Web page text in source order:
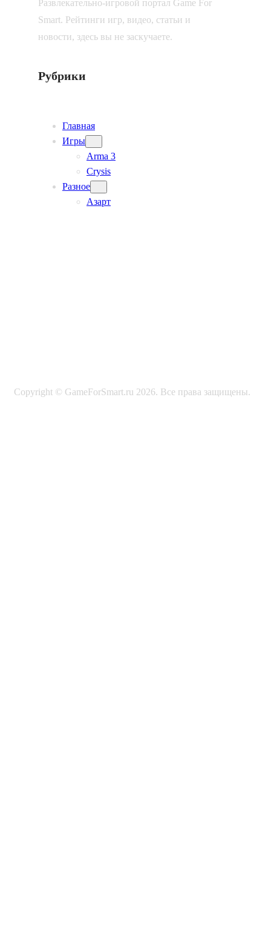
Развлекательно-игровой портал Game For
Smart. Рейтинги игр, видео, статьи и
новости, здесь вы не заскучаете.
Рубрики
Главная
Игры
Arma 3
Crysis
Разное
Азарт
Copyright © GameForSmart.ru 2026. Все права защищены.